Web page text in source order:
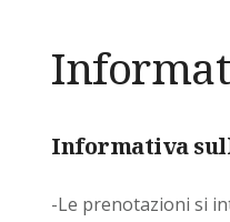
Informativa
-Le prenotazioni si